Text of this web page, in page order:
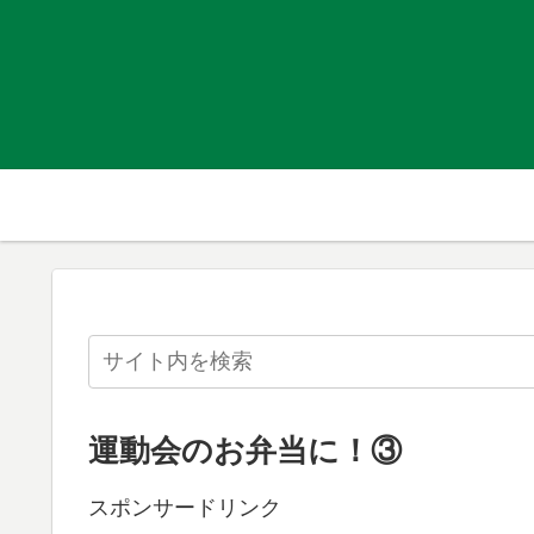
運動会のお弁当に！③
スポンサードリンク